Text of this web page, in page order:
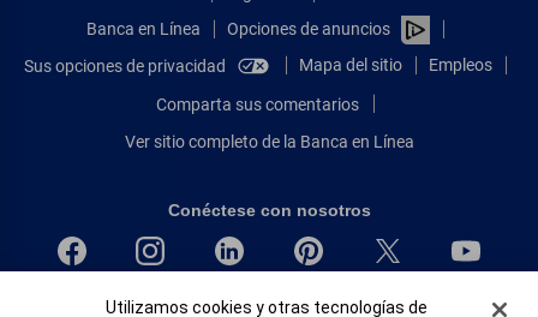
Banca en Línea
Opciones de anuncios
Sus opciones de privacidad
Mapa del sitio Empleos
Comparta sus comentarios
Ver sitio completo de la Banca en Línea
Conéctese con nosotros
Bank of America, N.A. Miembro de FDIC.
Banner de Cookies
Utilizamos cookies y otras tecnologías de